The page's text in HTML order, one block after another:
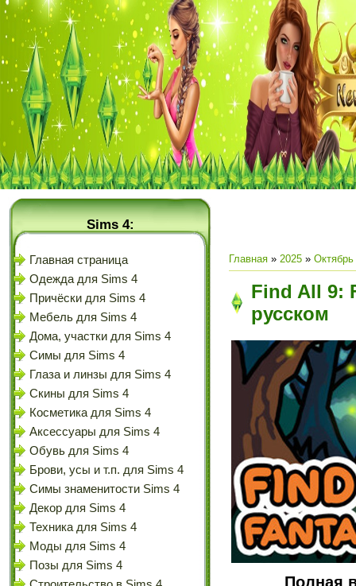
Sims 4:
Главная страница
Одежда для Sims 4
Причёски для Sims 4
Мебель для Sims 4
Дома, участки для Sims 4
Симы для Sims 4
Глаза и линзы для Sims 4
Скины для Sims 4
Косметика для Sims 4
Аксессуары для Sims 4
Обувь для Sims 4
Брови, усы и т.п. для Sims 4
Симы знаменитости Sims 4
Декор для Sims 4
Техника для Sims 4
Моды для Sims 4
Позы для Sims 4
Главная » 2025 » Октябрь
Find All 9:
русском
Полная